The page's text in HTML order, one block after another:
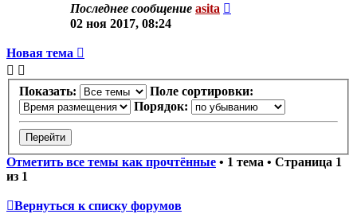
Последнее сообщение asita
02 ноя 2017, 08:24
Новая тема
Показать:
Поле сортировки:
Порядок:
Отметить все темы как прочтённые • 1 тема • Страница 1
из 1
Вернуться к списку форумов